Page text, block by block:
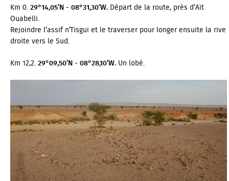
Km 0.29°14,05’N - 08°31,30’W. Départ de la route, près d’Aït
Ouabelli.
Rejoindre l’assif n’Tisgui et le traverser pour longer ensuite la rive
droite vers le Sud.
Km 12,2.29°09,50’N - 08°28,10’W. Un lobé.